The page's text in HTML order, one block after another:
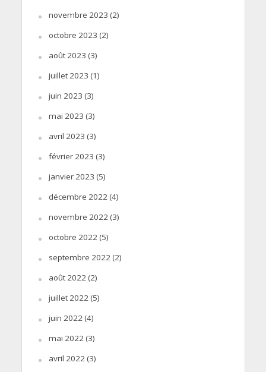
novembre 2023 (2)
octobre 2023 (2)
août 2023 (3)
juillet 2023 (1)
juin 2023 (3)
mai 2023 (3)
avril 2023 (3)
février 2023 (3)
janvier 2023 (5)
décembre 2022(4)
novembre 2022(3)
octobre 2022(5)
septembre 2022(2)
août 2022(2)
juillet 2022(5)
juin 2022(4)
mai 2022(3)
avril 2022(3)